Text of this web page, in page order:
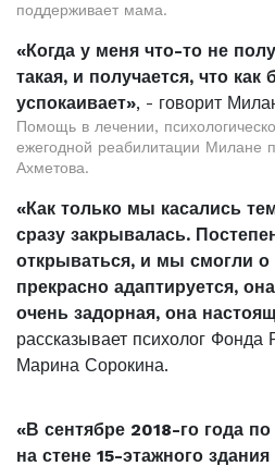
поддерживает мама.
«Когда у меня что-то не
такая, и получается, что как
успокаивает», - говорит
Помощь в лечении,
ежегодной реабилитации Милане
Ахметова.
«Как только мы касались
сразу закрывалась.
открываться, и мы смогли
прекрасно адаптируется,
очень задорная, она
рассказывает психолог Фонда
Марина Сорокина.
«В сентябре 2018-го года
на стене 15-этажного